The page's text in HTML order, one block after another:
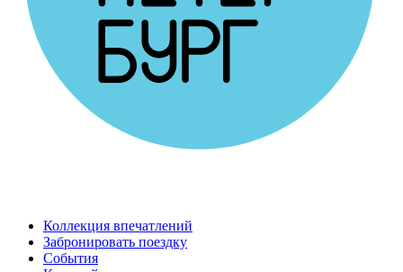
Коллекция впечатлений
Забронировать поездку
События